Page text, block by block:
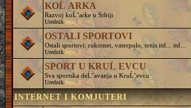
KOĹ ARKA
Razvoj koĹˇarke u Srbiji
Urednik lepa_S
OSTALI SPORTOVI
Ostali sportovi: rukomet, vaterpolo, tenis itd... itd...
Urednik lepa_S
SPORT U KRUĹ EVCU
Sva sportska deĹˇavanja u KruĹˇevcu
Urednik lepa_S
INTERNET I KOMJUTERI